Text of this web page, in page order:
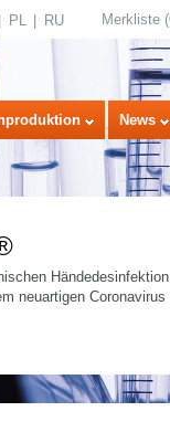
PL RU Merkliste (
News
neuartigen